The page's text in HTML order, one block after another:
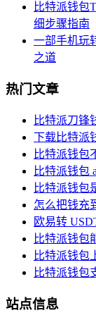
比特派钱包
细步骤指南
一部手机玩
之道
热门文章
比特派刀锋
下载比特派
比特派钱包
比特派钱包
比特派钱包
怎么把钱充
欧易转
比特派钱包
比特派钱包
比特派钱包
站点信息